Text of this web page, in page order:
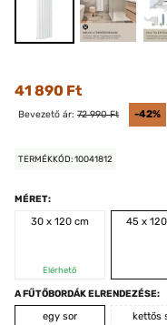
41 890 Ft
Bevezető ár: 72 990 Ft -42%
TERMÉKKÓD: 10041812
MÉRET:
30 x 120 cm
Elérhető
45 x
A FŰTŐBORDÁK ELRENDEZÉSE:
egy sor
kettős